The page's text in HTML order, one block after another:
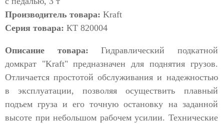
Производитель товара: Kraft
Серия товара: КТ 820004
Описание товара: Гидравлический подкатной
домкрат "Kraft" предназначен для поднятия грузов.
Отличается простотой обслуживания и надежностью
в эксплуатации, позволяя осуществить плавный
подъем груза и его точную остановку на заданной
высоте при небольшом рабочем усилии. Технические